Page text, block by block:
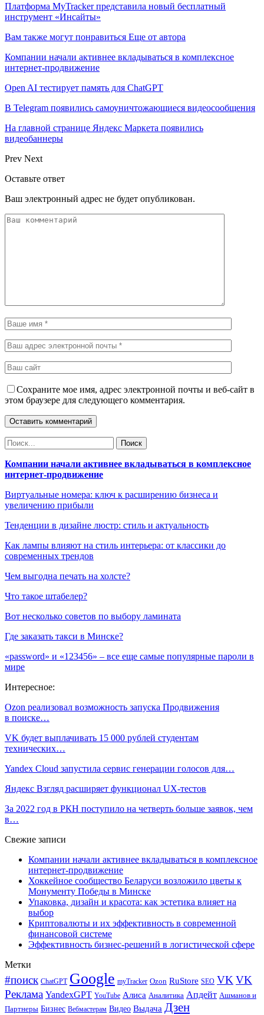
Платформа MyTracker представила новый бесплатный
инструмент «Инсайты»
Вам также могут понравиться Еще от автора
Компании начали активнее вкладываться в комплексное
интернет-продвижение
Open AI тестирует память для ChatGPT
В Telegram появились самоуничтожающиеся видеосообщения
На главной странице Яндекс Маркета появились
видеобаннеры
Prev Next
Оставьте ответ
Ваш электронный адрес не будет опубликован.
Сохраните мое имя, адрес электронной почты и веб-сайт в
этом браузере для следующего комментария.
Компании начали активнее вкладываться в комплексное
интернет-продвижение
Виртуальные номера: ключ к расширению бизнеса и
увеличению прибыли
Тенденции в дизайне люстр: стиль и актуальность
Как лампы влияют на стиль интерьера: от классики до
современных трендов
Чем выгодна печать на холсте?
Что такое штабелер?
Вот несколько советов по выбору ламината
Где заказать такси в Минске?
«password» и «123456» – все еще самые популярные пароли в
мире
Интересное:
Ozon реализовал возможность запуска Продвижения
в поиске…
VK будет выплачивать 15 000 рублей студентам
технических…
Yandex Cloud запустила сервис генерации голосов для…
Яндекс Взгляд расширяет функционал UX-тестов
За 2022 год в РКН поступило на четверть больше заявок, чем
в…
Свежие записи
Компании начали активнее вкладываться в комплексное
интернет-продвижение
Хоккейное сообщество Беларуси возложило цветы к
Монументу Победы в Минске
Упаковка, дизайн и красота: как эстетика влияет на
выбор
Криптовалюты и их эффективность в современной
финансовой системе
Эффективность бизнес-решений в логистической сфере
Метки
#поиск ChatGPT Google myTracker Ozon RuStore SEO VK VK
Реклама YandexGPT YouTube Алиса Аналитика Апдейт Ашманов и
Партнеры Бизнес Вебмастерам Видео Выдача Дзен